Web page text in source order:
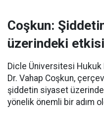
Coşkun:
üzerindeki
Dicle Üniversitesi
Dr. Vahap Coşkun,
şiddetin siyaset
yönelik önemli bir adım